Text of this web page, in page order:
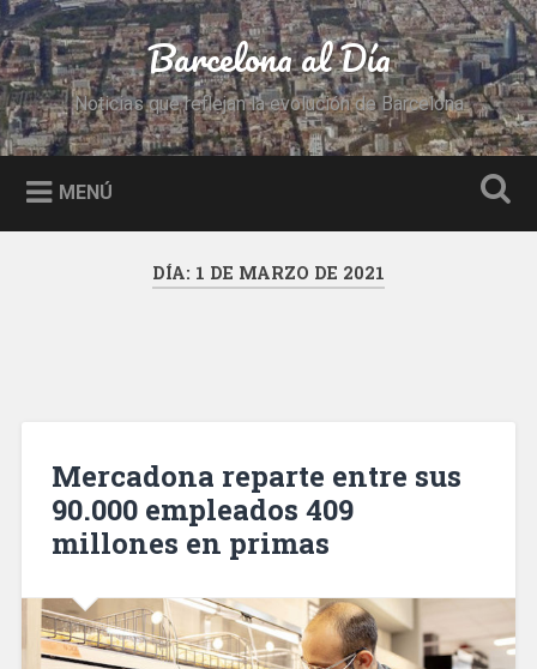
Saltar
al
contenido
Buscar Barcelona al Día
Noticias que reflejan la evolución de Barcelona
MENÚ
DÍA: 1 DE MARZO DE 2021
Mercadona reparte entre sus
90.000 empleados 409
millones en primas